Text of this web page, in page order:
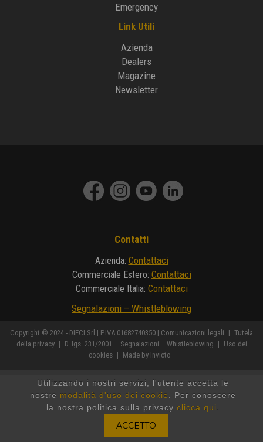
Utilizzando i nostri servizi, l'utente accetta le
nostre modalità d'uso dei cookie
. Per conoscere
la nostra politica sulla privacy clicca qui
Emergency
Link Utili
Azienda
Dealers
Magazine
Newsletter
Contatti
Azienda: Contattaci
Commerciale Estero: Contattaci
Commerciale Italia: Contattaci
Segnalazioni – Whistleblowing
Copyright © 2024 - DIECI Srl | P.IVA 01682740350 | Comunicazioni legali | Tutela
della privacy | D. lgs. 231/2001 Segnalazioni – Whistleblowing | Uso dei
cookies | Made by Invicto